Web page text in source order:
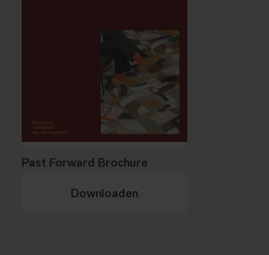
Past Forward Brochure
Downloaden